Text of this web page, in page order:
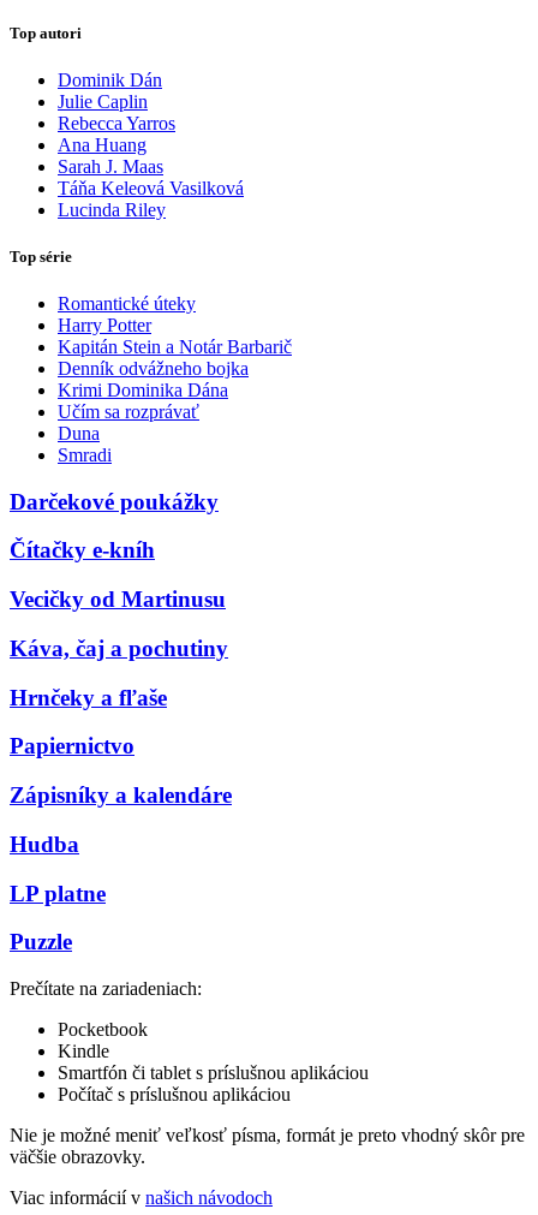
Top autori
Dominik Dán
Julie Caplin
Rebecca Yarros
Ana Huang
Sarah J. Maas
Táňa Keleová Vasilková
Lucinda Riley
Top série
Romantické úteky
Harry Potter
Kapitán Stein a Notár Barbarič
Denník odvážneho bojka
Krimi Dominika Dána
Učím sa rozprávať
Duna
Smradi
Darčekové poukážky
Čítačky e-kníh
Vecičky od Martinusu
Káva, čaj a pochutiny
Hrnčeky a fľaše
Papiernictvo
Zápisníky a kalendáre
Hudba
LP platne
Puzzle
Prečítate na zariadeniach:
Pocketbook
Kindle
Smartfón či tablet s príslušnou aplikáciou
Počítač s príslušnou aplikáciou
Nie je možné meniť veľkosť písma, formát je preto vhodný skôr pre
väčšie obrazovky.
Viac informácií v našich návodoch